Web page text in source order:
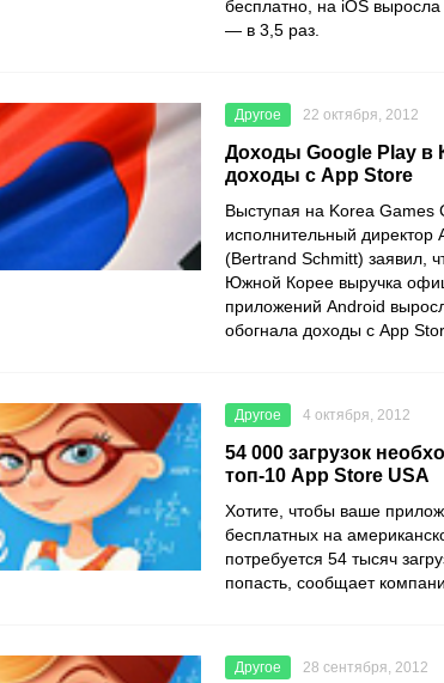
бесплатно, на iOS
— в 3,5 раз.
Другое 22 октября, 2012
Доходы Google Play в
доходы с App Store
Выступая на Korea Games
исполнительный
(Bertrand Schmitt) заявил,
Южной Корее выручка
приложений Android
обогнала доходы с App
Другое 4 октября, 2012
54 000 загрузок
топ-10 App Store USA
Хотите, чтобы ваше
бесплатных на
потребуется 54 тысяч
попасть, сообщает
Другое 28 сентября, 2012